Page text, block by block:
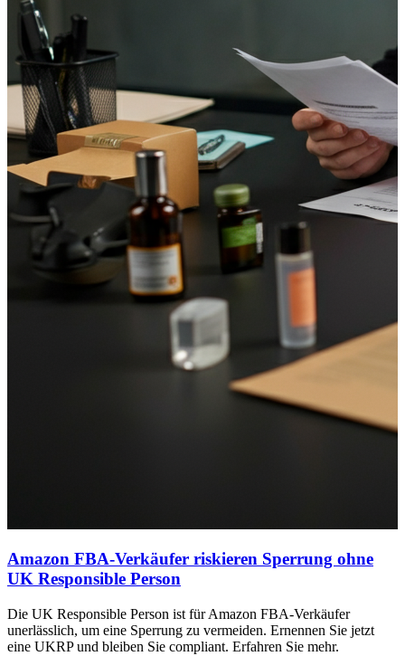
Amazon FBA-Verkäufer riskieren Sperrung ohne
UK Responsible Person
Die UK Responsible Person ist für Amazon FBA-Verkäufer
unerlässlich, um eine Sperrung zu vermeiden. Ernennen Sie jetzt
eine UKRP und bleiben Sie compliant. Erfahren Sie mehr.